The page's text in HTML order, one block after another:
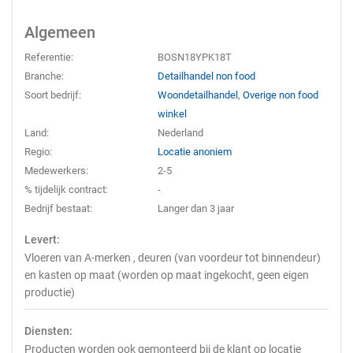
Algemeen
Referentie:
BOSN18YPK18T
Branche:
Detailhandel non food
Soort bedrijf:
Woondetailhandel,Overige non food
winkel
Land:
Nederland
Regio:
Locatie anoniem
Medewerkers:
2-5
% tijdelijk contract:
-
Bedrijf bestaat:
Langer dan 3 jaar
Levert:
Vloeren van A-merken , deuren (van voordeur tot binnendeur)
en kasten op maat (worden op maat ingekocht, geen eigen
productie)
Diensten:
Producten worden ook gemonteerd bij de klant op locatie